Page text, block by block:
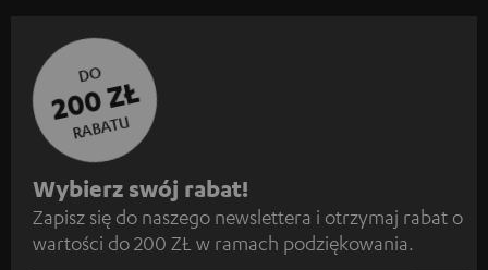
DO
200 ZŁ
RABATU
Z
a
p
Wybierz swój rabat!
Zapisz się do naszego newslettera i otrzymaj rabat o
wartości do 200 ZŁ w ramach podziękowania.